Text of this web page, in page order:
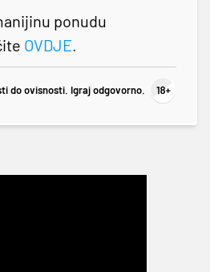
ponudu
OVDJE.
do ovisnosti. Igraj odgovorno.